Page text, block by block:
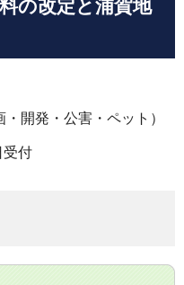
の改定と浦賀地
開発・公害・ペット）
受付